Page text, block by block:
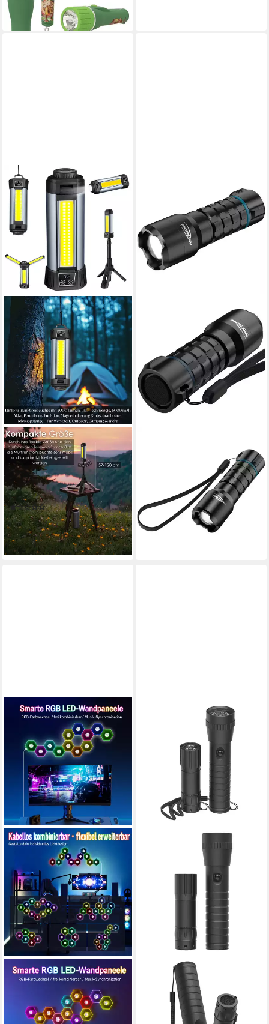
ab 9,95 €
lieferbar - in 3-4 Werktagen bei dir
STEINBORG
LED Taschenlampe SB-8200
Multfunktionsleuchte (2-St),
12in1, 2000 Lumen, 4
Farbtemperaturen, 6000
mAh
(1)
59,90 € UVP129,90 €
-54%
lieferbar - in 2-3 Werktagen bei dir
Taschenlampe Taschenlampe
UVP49,99 €
lieferbar - in 2-3 Werktagen bei dir
AFKSMILE
Lampenfilter 6er RGBIC
Hexagon LED Wandleuchte,
Infinity Mirror mit
LED Taschenlampe LED
Taschenlampe, 2er Set (Mini
Taschenlampe und große